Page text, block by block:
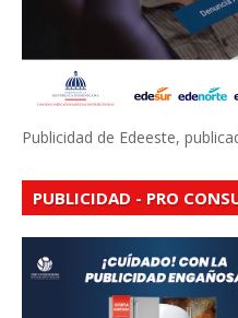
Publicidad de Edeeste,
PUBLICIDAD - PRO